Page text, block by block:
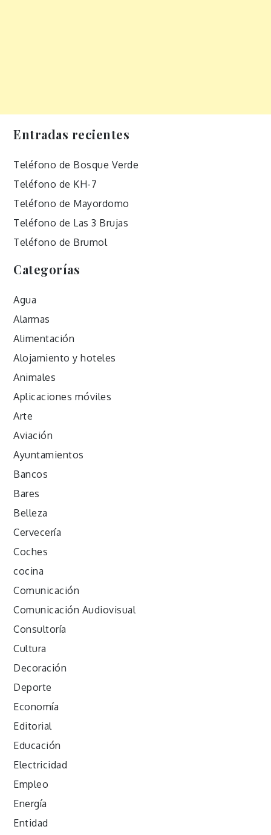
Entradas recientes
Teléfono de Bosque Verde
Teléfono de KH-7
Teléfono de Mayordomo
Teléfono de Las 3 Brujas
Teléfono de Brumol
Categorías
Agua
Alarmas
Alimentación
Alojamiento y hoteles
Animales
Aplicaciones móviles
Arte
Aviación
Ayuntamientos
Bancos
Bares
Belleza
Cervecería
Coches
cocina
Comunicación
Comunicación Audiovisual
Consultoría
Cultura
Decoración
Deporte
Economía
Editorial
Educación
Electricidad
Empleo
Energía
Entidad